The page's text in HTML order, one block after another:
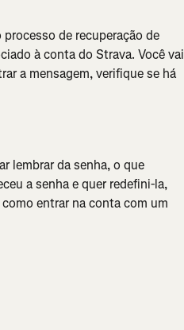
de recuperação de
à conta do Strava. Você vai
a mensagem, verifique se há
lembrar da senha, o que
a senha e quer redefini-la,
entrar na conta com um